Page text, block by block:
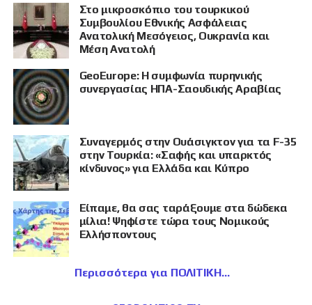
Στο μικροσκόπιο του τουρκικού
Συμβουλίου Εθνικής Ασφάλειας
Ανατολική Μεσόγειος, Ουκρανία και
Μέση Ανατολή
GeoEurope: Η συμφωνία πυρηνικής
συνεργασίας ΗΠΑ-Σαουδικής Αραβίας
Συναγερμός στην Ουάσιγκτον για τα F-35
στην Τουρκία: «Σαφής και υπαρκτός
κίνδυνος» για Ελλάδα και Κύπρο
Είπαμε, θα σας ταράξουμε στα δώδεκα
μίλια! Ψηφίστε τώρα τους Νομικούς
Ελλήσποντους
Περισσότερα για ΠΟΛΙΤΙΚΗ